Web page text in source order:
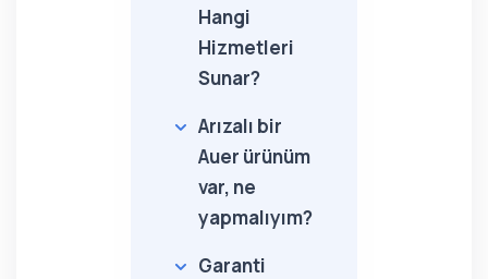
Hangi
Hizmetleri
Sunar?
Arızalı bir
Auer ürünüm
var, ne
yapmalıyım?
Garanti